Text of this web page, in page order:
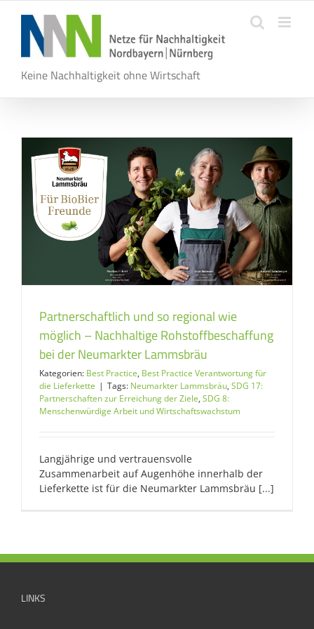
springen
Keine Nachhaltigkeit ohne Wirtschaft
Partnerschaftlich und so regional wie
möglich – Nachhaltige Rohstoffbeschaffung
bei der Neumarkter Lammsbräu
Kategorien: Best Practice, Best Practice Verantwortung für
die Lieferkette | Tags: Neumarkter Lammsbräu, SDG 17:
Partnerschaften zur Erreichung der Ziele, SDG 8:
Menschenwürdige Arbeit und Wirtschaftswachstum
Langjährige und vertrauensvolle
Zusammenarbeit auf Augenhöhe innerhalb der
Lieferkette ist für die Neumarkter Lammsbräu [...]
LINKS